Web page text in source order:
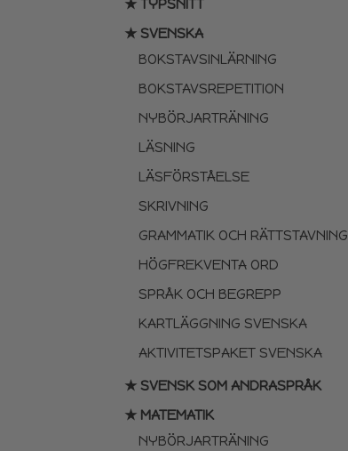
★ TYPSNITT
★ SVENSKA
BOKSTAVSINLÄRNING
BOKSTAVSREPETITION
NYBÖRJARTRÄNING
LÄSNING
LÄSFÖRSTÅELSE
SKRIVNING
GRAMMATIK OCH RÄTTSTAVNING
HÖGFREKVENTA ORD
SPRÅK OCH BEGREPP
KARTLÄGGNING SVENSKA
AKTIVITETSPAKET SVENSKA
★ SVENSK SOM ANDRASPRÅK
★ MATEMATIK
NYBÖRJARTRÄNING